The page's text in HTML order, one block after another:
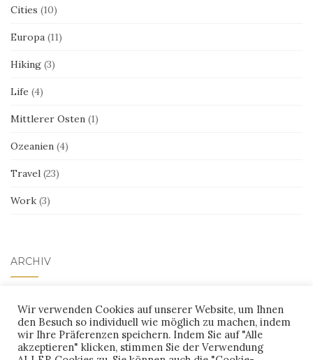
Cities (10)
Europa (11)
Hiking (3)
Life (4)
Mittlerer Osten (1)
Ozeanien (4)
Travel (23)
Work (3)
ARCHIV
Archiv
Wir verwenden Cookies auf unserer Website, um Ihnen
den Besuch so individuell wie möglich zu machen, indem
wir Ihre Präferenzen speichern. Indem Sie auf "Alle
akzeptieren" klicken, stimmen Sie der Verwendung